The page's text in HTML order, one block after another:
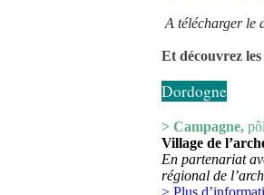
A télécharger le
Et découvrez
Dordogne
> Campagne,
Village de
En partenariat
régional de
> Plus